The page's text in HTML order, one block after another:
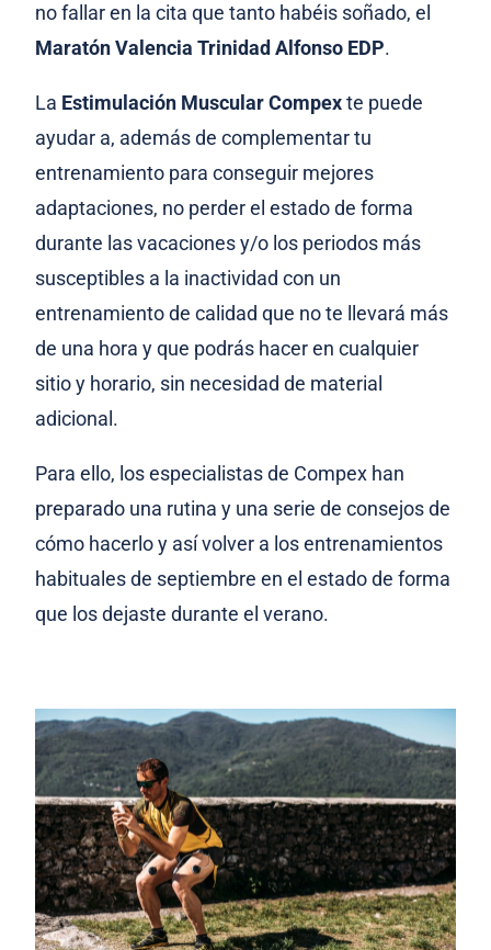
no fallar en la cita que tanto habéis soñado, el
Maratón Valencia Trinidad Alfonso EDP.
La Estimulación Muscular Compexte puede
ayudar a, además de complementar tu
entrenamiento para conseguir mejores
adaptaciones, no perder el estado de forma
durante las vacaciones y/o los periodos más
susceptibles a la inactividad con un
entrenamiento de calidad que no te llevará más
de una hora y que podrás hacer en cualquier
sitio y horario, sin necesidad de material
adicional.
Para ello, los especialistas de Compex han
preparado una rutina y una serie de consejos de
cómo hacerlo y así volver a los entrenamientos
habituales de septiembre en el estado de forma
que los dejaste durante el verano.